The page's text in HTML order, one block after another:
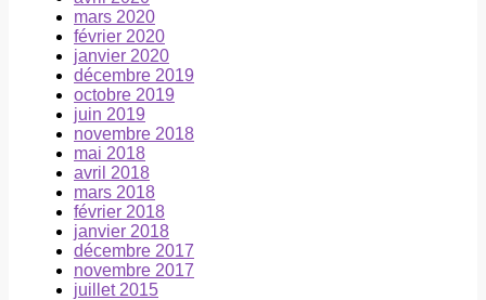
mars 2020
février 2020
janvier 2020
décembre 2019
octobre 2019
juin 2019
novembre 2018
mai 2018
avril 2018
mars 2018
février 2018
janvier 2018
décembre 2017
novembre 2017
juillet 2015